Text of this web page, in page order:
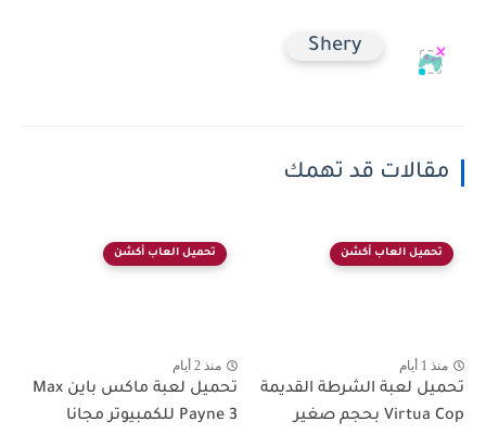
Shery
مقالات قد تهمك
تحميل العاب أكشن
منذ 1 أيام
تحميل لعبة الشرطة القديمة
Virtua Cop بحجم صغير
تحميل العاب أكشن
منذ 2 أيام
تحميل لعبة ماكس باين Max
Payne 3 للكمبيوتر مجانا